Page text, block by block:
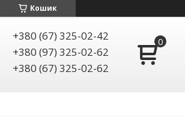
Кошик
+380 (67) 325-02-42
+380 (97) 325-02-62
+380 (67) 325-02-62